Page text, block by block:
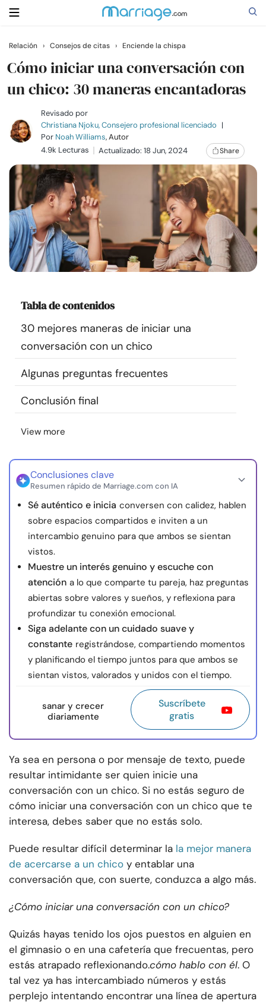
Buscar
Casarse
Relaciones
Familia
Ayuda
Cursos
Comunidad
Encuentra un terapeuta
Idioma
Sobre nosotros
© Copyright 2026. Todos los derechos reservados.
Relación › Consejos de citas › Enciende la chispa
Cómo iniciar una conversación con
un chico: 30 maneras encantadoras
Revisado por
Christiana Njoku, Consejero profesional licenciado |
Por Noah Williams, Autor
4.9k Lecturas
Actualizado: 18 Jun, 2024 Share
Tabla de contenidos
30 mejores maneras de iniciar una
conversación con un chico
Algunas preguntas frecuentes
Conclusión final
View more
Conclusiones clave
Resumen rápido de Marriage.com con IA
Sé auténtico e inicia conversen con calidez, hablen
sobre espacios compartidos e inviten a un
intercambio genuino para que ambos se sientan
vistos.
Muestre un interés genuino y escuche con
atención a lo que comparte tu pareja, haz preguntas
abiertas sobre valores y sueños, y reflexiona para
profundizar tu conexión emocional.
Siga adelante con un cuidado suave y
constante registrándose, compartiendo momentos
y planificando el tiempo juntos para que ambos se
sientan vistos, valorados y unidos con el tiempo.
sanar y crecer
diariamente
Suscríbete
gratis
Ya sea en persona o por mensaje de texto, puede
resultar intimidante ser quien inicie una
conversación con un chico. Si no estás seguro de
cómo iniciar una conversación con un chico que te
interesa, debes saber que no estás solo.
Puede resultar difícil determinar la la mejor manera
de acercarse a un chico y entablar una
conversación que, con suerte, conduzca a algo más.
¿Cómo iniciar una conversación con un chico?
Quizás hayas tenido los ojos puestos en alguien en
el gimnasio o en una cafetería que frecuentas, pero
estás atrapado reflexionando.cómo hablo con él. O
tal vez ya has intercambiado números y estás
perplejo intentando encontrar una línea de apertura